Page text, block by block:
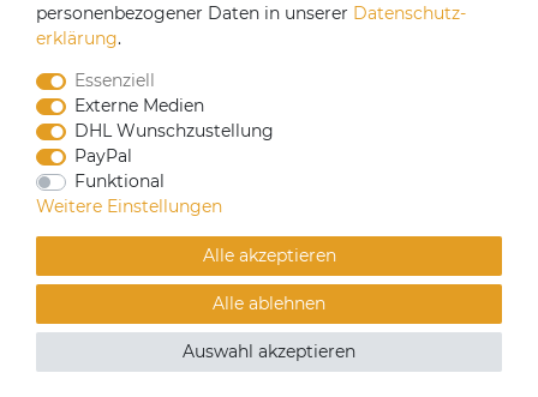
Shop
Zahlung & Versand
Warenkorb
Sonderpreise Operator & Vending
Private Label
Kaffeebohnen für Vollautomaten
Kaffeevollautomat mit Kakao
Kaffeevollautomat mit zwei Mahlwerken
personenbezogener Daten in unserer Daten­schutz­
erklärung.
Essenziell
Externe Medien
DHL Wunschzustellung
PayPal
Funktional
Weitere Einstellungen
Alle akzeptieren
Alle ablehnen
Auswahl akzeptieren